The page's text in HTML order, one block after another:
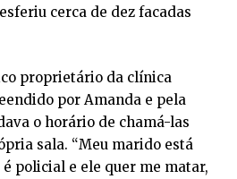
cerca de dez facadas
proprietário da clínica
por Amanda e pela
o horário de chamá-las
sala. “Meu marido está
policial e ele quer me matar,